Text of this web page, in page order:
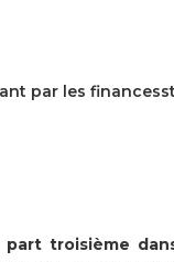
par les
part troisième